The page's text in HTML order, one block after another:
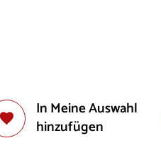
In Meine Auswahl
hinzufügen